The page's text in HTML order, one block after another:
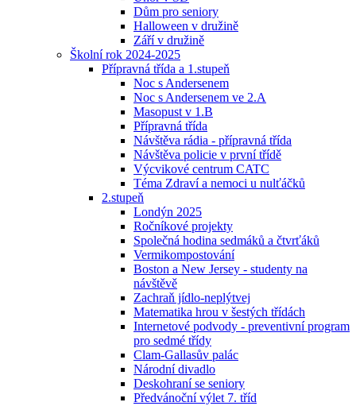
Dům pro seniory
Halloween v družině
Září v družině
Školní rok 2024-2025
Přípravná třída a 1.stupeň
Noc s Andersenem
Noc s Andersenem ve 2.A
Masopust v 1.B
Přípravná třída
Návštěva rádia - přípravná třída
Návštěva policie v první třídě
Výcvikové centrum CATC
Téma Zdraví a nemoci u nulťáčků
2.stupeň
Londýn 2025
Ročníkové projekty
Společná hodina sedmáků a čtvrťáků
Vermikompostování
Boston a New Jersey - studenty na
návštěvě
Zachraň jídlo-neplýtvej
Matematika hrou v šestých třídách
Internetové podvody - preventivní program
pro sedmé třídy
Clam-Gallasův palác
Národní divadlo
Deskohraní se seniory
Předvánoční výlet 7. tříd